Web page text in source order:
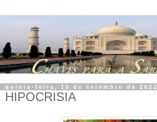
quinta-feira, 15 de setembro de 2022
HIPOCRISIA